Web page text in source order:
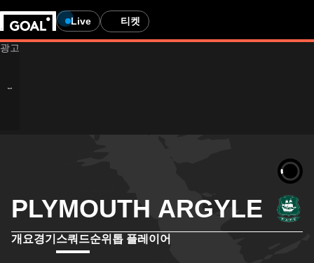
Live 티켓
PLYMOUTH ARGYLE
개요경기 스쿼드순위 톱 플레이어